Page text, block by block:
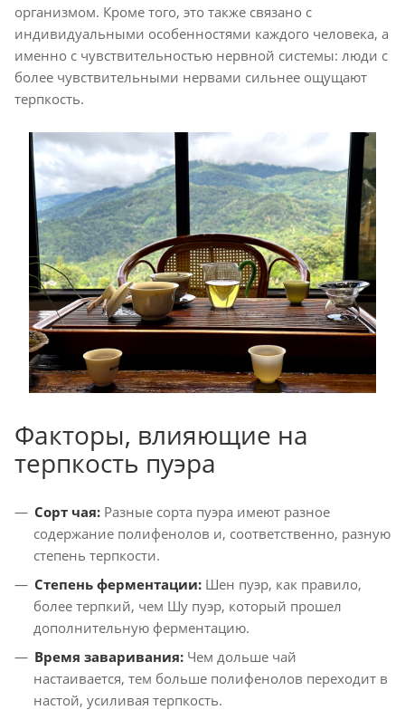
организмом. Кроме того, это также связано с
индивидуальными особенностями каждого человека, а
именно с чувствительностью нервной системы: люди с
более чувствительными нервами сильнее ощущают
терпкость.
Факторы, влияющие на
терпкость пуэра
Сорт чая: Разные сорта пуэра имеют разное
содержание полифенолов и, соответственно, разную
степень терпкости.
Степень ферментации: Шен пуэр, как правило,
более терпкий, чем Шу пуэр, который прошел
дополнительную ферментацию.
Время заваривания: Чем дольше чай
настаивается, тем больше полифенолов переходит в
настой, усиливая терпкость.